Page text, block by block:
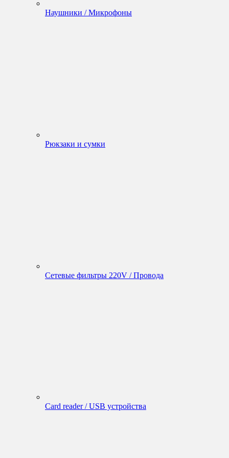
Наушники / Микрофоны
Рюкзаки и сумки
Сетевые фильтры 220V / Провода
Card reader / USB устройства